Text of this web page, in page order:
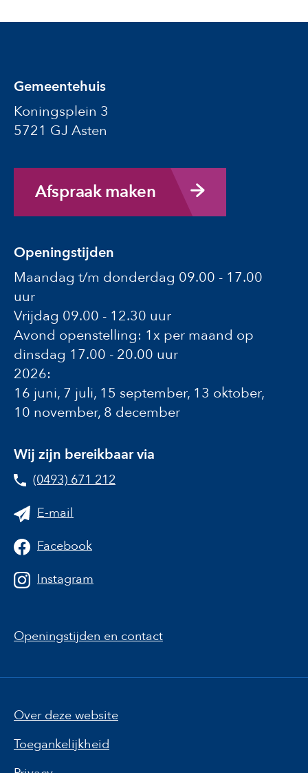
Gemeentehuis
Koningsplein 3
5721 GJ Asten
Afspraak maken
Openingstijden
Maandag t/m donderdag 09.00 - 17.00
uur
Vrijdag 09.00 - 12.30 uur
Avond openstelling: 1x per maand op
dinsdag 17.00 - 20.00 uur
2026:
16 juni, 7 juli, 15 september, 13 oktober,
10 november, 8 december
Wij zijn bereikbaar via
(0493) 671 212
E-mail
Facebook
Instagram
Openingstijden en contact
Over deze website
Toegankelijkheid